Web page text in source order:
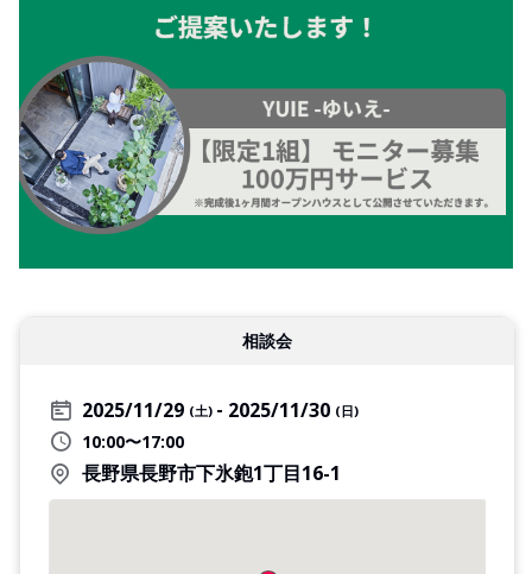
相談会
2025/11/29 (土) 2025/11/30 (日)
10:00〜17:00
長野県長野市下氷鉋1丁目16-1